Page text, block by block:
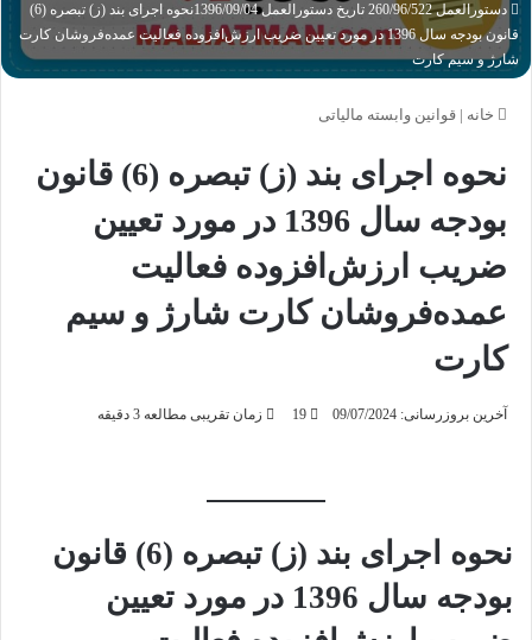
دستورالعمل 260/96/522 تاریخ دستورالعمل 1396/09/04نحوه اجرای بند (ز) تبصره (6)
قانون بودجه سال 1396 در مورد تعیین ضریب ارزش‌افزوده فعالیت عمده‌فروشان کارت
شارژ و سیم کارت
خانه | قوانین وابسته مالیاتی
نحوه اجرای بند (ز) تبصره (6) قانون
بودجه سال 1396 در مورد تعیین
ضریب ارزش‌افزوده فعالیت
عمده‌فروشان کارت شارژ و سیم
کارت
آخرین بروزرسانی: 09/07/2024 19 زمان تقریبی مطالعه 3 دقیقه
نحوه اجرای بند (ز) تبصره (6) قانون
بودجه سال 1396 در مورد تعیین